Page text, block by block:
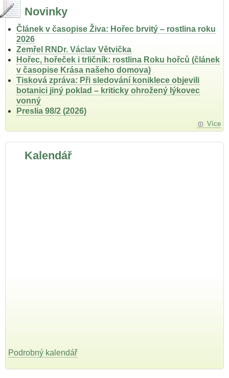
Novinky
Článek v časopise Živa: Hořec brvitý – rostlina roku
2026
Zemřel RNDr. Václav Větvička
Hořec, hořeček i trličník: rostlina Roku hořců (článek
v časopise Krása našeho domova)
Tisková zpráva: Při sledování koniklece objevili
botanici jiný poklad – kriticky ohrožený lýkovec
vonný
Preslia 98/2 (2026)
Více
Kalendář
Podrobný kalendář